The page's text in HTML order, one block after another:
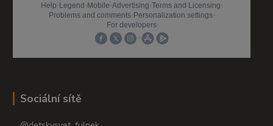
Sociální sítě